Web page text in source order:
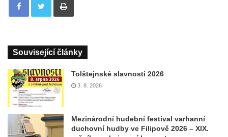
Související články
Tolštejnské slavnosti 2026
3. 8. 2026
Mezinárodní hudební festival varhanní
duchovní hudby ve Filipově 2026 – XIX.